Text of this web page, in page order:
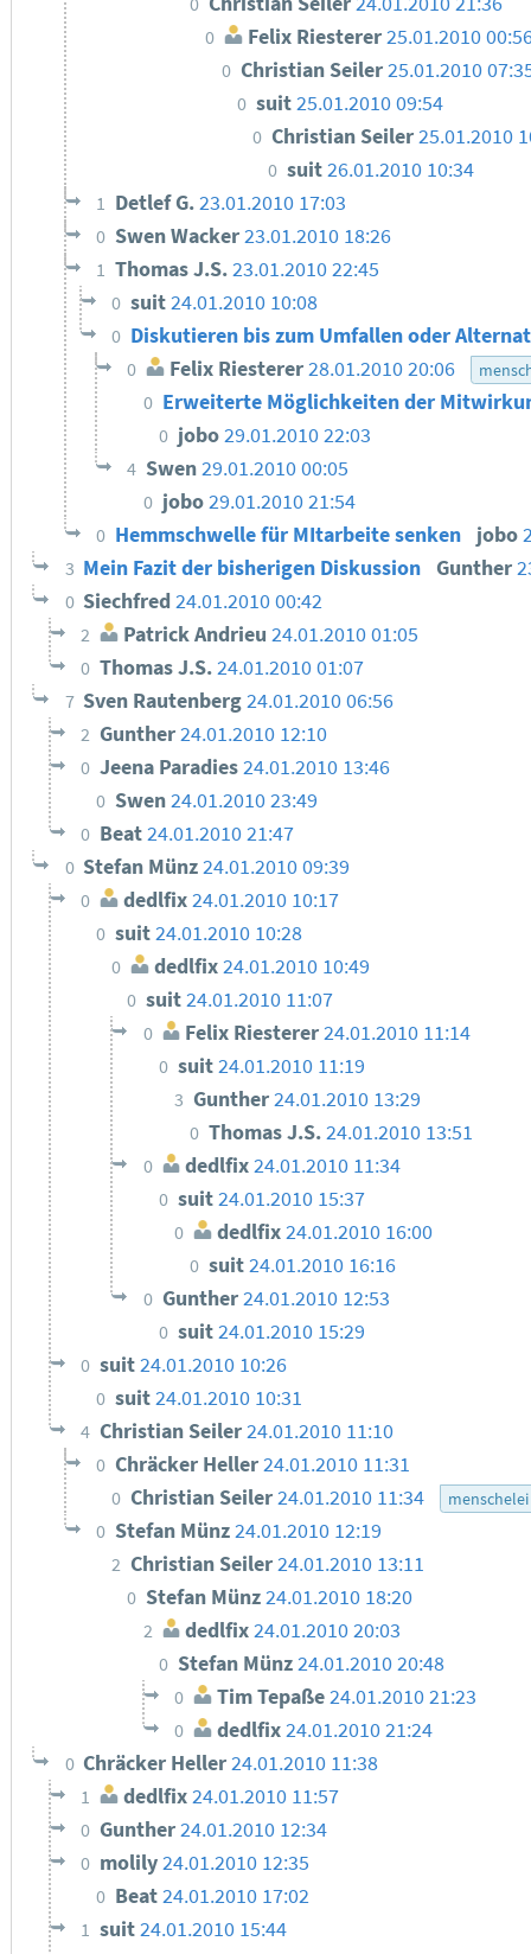
0 Felix Riesterer25.01.2010
0 Christian Seiler25.01.2010
0 suit25.01.2010 09:54
0 Christian Seiler25.01.2010
0 suit26.01.2010 10:34
1 Detlef G.23.01.2010 17:03
0 Swen Wacker23.01.2010 18:26
1 Thomas J.S.23.01.2010 22:45
0 suit24.01.2010 10:08
0 Diskutieren bis zum Umfallen oder
0 Felix Riesterer28.01.2010 20:06
0 Erweiterte Möglichkeiten der
0 jobo29.01.2010 22:03
4 Swen29.01.2010 00:05
0 jobo29.01.2010 21:54
0 Hemmschwelle für MItarbeite senken jobo
3 Mein Fazit der bisherigen Diskussion Gunther
0 Siechfred24.01.2010 00:42
2 Patrick Andrieu 24.01.2010 01:05
0 Thomas J.S.24.01.2010 01:07
7 Sven Rautenberg24.01.2010 06:56
2 Gunther24.01.2010 12:10
0 Jeena Paradies24.01.2010 13:46
0 Swen24.01.2010 23:49
0 Beat24.01.2010 21:47
0 Stefan Münz24.01.2010 09:39
0 dedlfix 24.01.2010 10:17
0 suit24.01.2010 10:28
0 dedlfix24.01.2010 10:49
0 suit24.01.2010 11:07
0 Felix Riesterer24.01.2010 11:14
0 suit24.01.2010 11:19
3 Gunther24.01.2010 13:29
0 Thomas J.S.24.01.2010 13:51
0 dedlfix24.01.2010 11:34
0 suit24.01.2010 15:37
0 dedlfix24.01.2010 16:00
0 suit24.01.2010 16:16
0 Gunther24.01.2010 12:53
0 suit24.01.2010 15:29
0 suit24.01.2010 10:26
0 suit24.01.2010 10:31
4 Christian Seiler24.01.2010 11:10
0 Chräcker Heller24.01.2010 11:31
0 Christian Seiler24.01.2010 11:34 menschelei
0 Stefan Münz24.01.2010 12:19
2 Christian Seiler24.01.2010 13:11
0 Stefan Münz24.01.2010 18:20
2 dedlfix24.01.2010 20:03
0 Stefan Münz24.01.2010 20:48
0 Tim Tepaße24.01.2010 21:23
0 dedlfix24.01.2010 21:24
0 Chräcker Heller24.01.2010 11:38
1 dedlfix 24.01.2010 11:57
0 Gunther24.01.2010 12:34
0 molily24.01.2010 12:35
0 Beat24.01.2010 17:02
1 suit24.01.2010 15:44